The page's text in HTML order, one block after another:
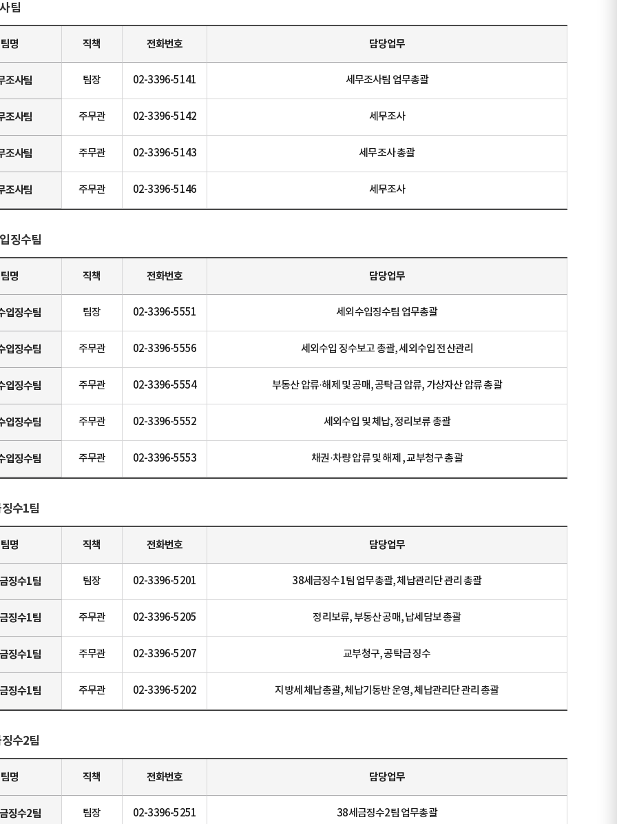
팀
팀명 직책 전화번호 담당업무
조사팀 팀장 02-3396-5141 세무조사팀 업무총괄
조사팀 주무관 02-3396-5142 세무조사
조사팀 주무관 02-3396-5143 세무조사 총괄
조사팀 주무관 02-3396-5146 세무조사
징수팀
팀명 직책 전화번호 담당업무
입징수팀 팀장 02-3396-5551 세외수입징수팀 업무총괄
입징수팀 주무관 02-3396-5556 세외수입 징수보고 총괄, 세외수입 전산관리
입징수팀 주무관 02-3396-5554 부동산 압류·해제 및 공매, 공탁금 압류, 가상자산 압류 총괄
입징수팀 주무관 02-3396-5552 세외수입 및 체납, 정리보류 총괄
입징수팀 주무관 02-3396-5553 채권·차량 압류 및 해제 , 교부청구 총괄
수1팀
팀명 직책 전화번호 담당업무
징수1팀 팀장 02-3396-5201 38세금징수1팀 업무총괄, 체납관리단 관리 총괄
징수1팀 주무관 02-3396-5205 정리보류, 부동산 공매, 납세담보 총괄
징수1팀 주무관 02-3396-5207 교부청구, 공탁금 징수
징수1팀 주무관 02-3396-5202 지방세 체납총괄, 체납기동반 운영, 체납관리단 관리 총괄
수2팀
팀명 직책 전화번호 담당업무
징수2팀 팀장 02-3396-5251 38세금징수2팀 업무총괄